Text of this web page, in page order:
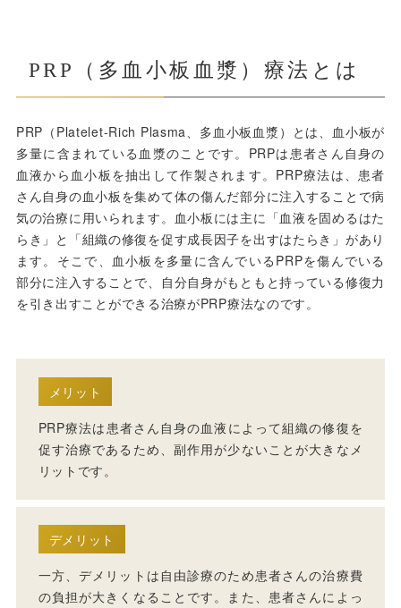
PRP（多血小板血漿）療法とは
PRP（Platelet-Rich Plasma、多血小板血漿）とは、血小板が
多量に含まれている血漿のことです。PRPは患者さん自身の
血液から血小板を抽出して作製されます。PRP療法は、患者
さん自身の血小板を集めて体の傷んだ部分に注入することで病
気の治療に用いられます。血小板には主に「血液を固めるはた
らき」と「組織の修復を促す成長因子を出すはたらき」があり
ます。そこで、血小板を多量に含んでいるPRPを傷んでいる
部分に注入することで、自分自身がもともと持っている修復力
を引き出すことができる治療がPRP療法なのです。
メリット
PRP療法は患者さん自身の血液によって組織の修復を
促す治療であるため、副作用が少ないことが大きなメ
リットです。
デメリット
一方、デメリットは自由診療のため患者さんの治療費
の負担が大きくなることです。また、患者さんによっ